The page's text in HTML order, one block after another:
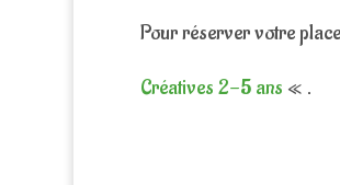
Pour réserver votre
Créatives 2-5 ans « .